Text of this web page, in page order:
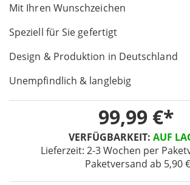
Mit Ihren Wunschzeichen
Speziell für Sie gefertigt
Design & Produktion in Deutschland
Unempfindlich & langlebig
VERFÜGBARKEIT: AUF
Lieferzeit: 2-3 Wochen per
Paketversand ab 5,90 €
99,99 €
images